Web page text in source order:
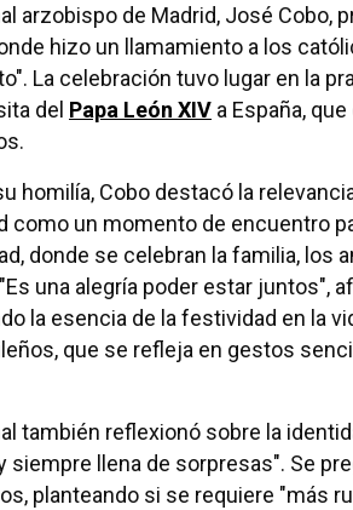
arzobispo de Madrid, José Cobo,
hizo un llamamiento a los
La celebración tuvo lugar en la
del Papa León XIV a España,
homilía, Cobo destacó la
como un momento de encuentro
donde se celebran la familia, los
una alegría poder estar juntos",
la esencia de la festividad en la
que se refleja en gestos
también reflexionó sobre la
siempre llena de sorpresas". Se
planteando si se requiere "más